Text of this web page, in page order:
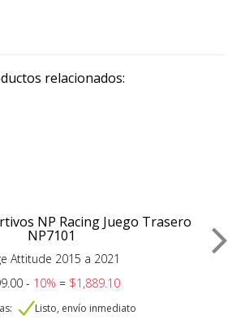
relacionados:
NP Racing Juego Trasero
NP7101
Attitude 2015 a 2021
- 10%= $1,889.10
Listo, envío inmediato